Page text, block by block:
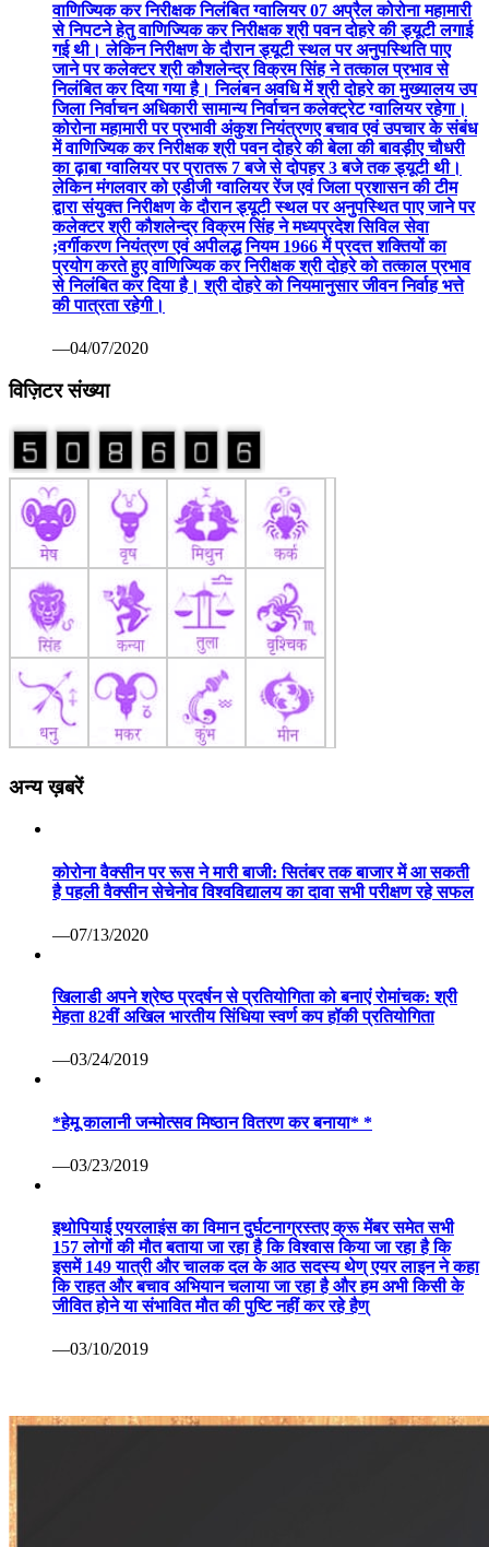
वाणिज्यिक कर निरीक्षक निलंबित ग्वालियर 07 अप्रैल कोरोना महामारी
से निपटने हेतु वाणिज्यिक कर निरीक्षक श्री पवन दोहरे की ड्यूटी लगाई
गई थी। लेकिन निरीक्षण के दौरान ड्यूटी स्थल पर अनुपस्थिति पाए
जाने पर कलेक्टर श्री कौशलेन्द्र विक्रम सिंह ने तत्काल प्रभाव से
निलंबित कर दिया गया है। निलंबन अवधि में श्री दोहरे का मुख्यालय उप
जिला निर्वाचन अधिकारी सामान्य निर्वाचन कलेक्ट्रेट ग्वालियर रहेगा।
कोरोना महामारी पर प्रभावी अंकुश नियंत्रणए बचाव एवं उपचार के संबंध
में वाणिज्यिक कर निरीक्षक श्री पवन दोहरे की बेला की बावड़ीए चौधरी
का ढ़ाबा ग्वालियर पर प्रातरू 7 बजे से दोपहर 3 बजे तक ड्यूटी थी।
लेकिन मंगलवार को एडीजी ग्वालियर रेंज एवं जिला प्रशासन की टीम
द्वारा संयुक्त निरीक्षण के दौरान ड्यूटी स्थल पर अनुपस्थित पाए जाने पर
कलेक्टर श्री कौशलेन्द्र विक्रम सिंह ने मध्यप्रदेश सिविल सेवा
;वर्गीकरण नियंत्रण एवं अपीलद्ध नियम 1966 में प्रदत्त शक्तियों का
प्रयोग करते हुए वाणिज्यिक कर निरीक्षक श्री दोहरे को तत्काल प्रभाव
से निलंबित कर दिया है। श्री दोहरे को नियमानुसार जीवन निर्वाह भत्ते
की पात्रता रहेगी।
—04/07/2020
विज़िटर संख्या
अन्य ख़बरें
कोरोना वैक्सीन पर रूस ने मारी बाजी: सितंबर तक बाजार में आ सकती
है पहली वैक्सीन सेचेनोव विश्वविद्यालय का दावा सभी परीक्षण रहे सफल
—07/13/2020
खिलाडी अपने श्रेष्ठ प्रदर्षन से प्रतियोगिता को बनाएं रोमांचक: श्री
मेहता 82वीं अखिल भारतीय सिंधिया स्वर्ण कप हॉकी प्रतियोगिता
—03/24/2019
*हेमू कालानी जन्मोत्सव मिष्ठान वितरण कर बनाया* *
—03/23/2019
इथोपियाई एयरलाइंस का विमान दुर्घटनाग्रस्तए क्रू मेंबर समेत सभी
157 लोगों की मौत बताया जा रहा है कि विश्वास किया जा रहा है कि
इसमें 149 यात्री और चालक दल के आठ सदस्य थेण् एयर लाइन ने कहा
कि राहत और बचाव अभियान चलाया जा रहा है और हम अभी किसी के
जीवित होने या संभावित मौत की पुष्टि नहीं कर रहे हैण्
—03/10/2019